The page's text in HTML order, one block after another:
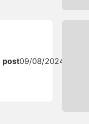
post09/08/2024